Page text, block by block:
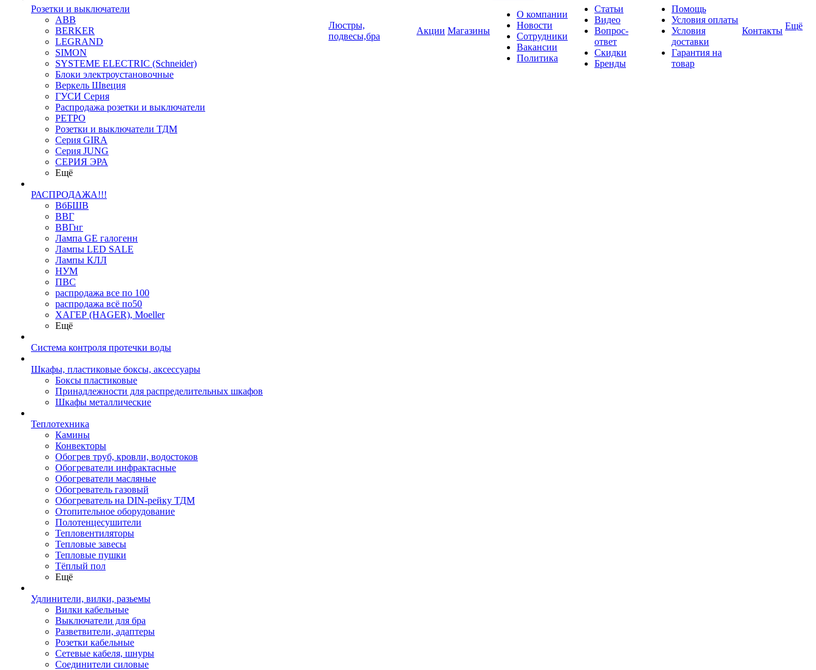
Розетки и выключатели
ABB
BERKER
LEGRAND
SIMON
SYSTEME ELECTRIC (Schneider)
Блоки электроустановочные
Веркель Швеция
ГУСИ Серия
Распродажа розетки и выключатели
РЕТРО
Розетки и выключатели ТДМ
Серия GIRA
Серия JUNG
СЕРИЯ ЭРА
Ещё
РАСПРОДАЖА!!!
ВбБШВ
ВВГ
ВВГнг
Лампа GE галогенн
Лампы LED SALE
Лампы КЛЛ
НУМ
ПВС
распродажа все по 100
распродажа всё по50
ХАГЕР (HAGER), Moeller
Ещё
Система контроля протечки воды
Шкафы, пластиковые боксы, аксессуары
Боксы пластиковые
Принадлежности для распределительных шкафов
Шкафы металлические
Теплотехника
Камины
Конвекторы
Обогрев труб, кровли, водостоков
Обогреватели инфрактасные
Обогреватели масляные
Обогреватель газовый
Обогреватель на DIN-рейку ТДМ
Отопительное оборудование
Полотенцесушители
Тепловентиляторы
Тепловые завесы
Тепловые пушки
Тёплый пол
Ещё
Удлинители, вилки, разьемы
Вилки кабельные
Выключатели для бра
Разветвители, адаптеры
Розетки кабельные
Сетевые кабеля, шнуры
Соединители силовые
Люстры,
подвесы,бра
Акции Магазины
О компании
Новости
Сотрудники
Вакансии
Политика
Статьи
Видео
Вопрос-
ответ
Скидки
Бренды
Помощь
Условия оплаты
Условия
доставки
Гарантия на
товар
Контакты Ещё